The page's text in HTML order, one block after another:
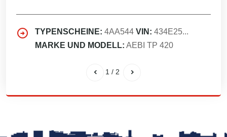
TYPENSCHEINE: 4AA544 VIN: 434E25...
MARKE UND MODELL: AEBI TP 420
1 / 2